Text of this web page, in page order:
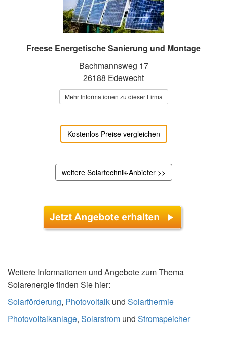
Freese Energetische Sanierung und Montage
Bachmannsweg 17
26188 Edewecht
Mehr Informationen zu dieser Firma
Kostenlos Preise vergleichen
weitere Solartechnik-Anbieter >>
Weitere Informationen und Angebote zum Thema
Solarenergie finden Sie hier:
Solarförderung, Photovoltaik und Solarthermie
Photovoltaikanlage, Solarstrom und Stromspeicher